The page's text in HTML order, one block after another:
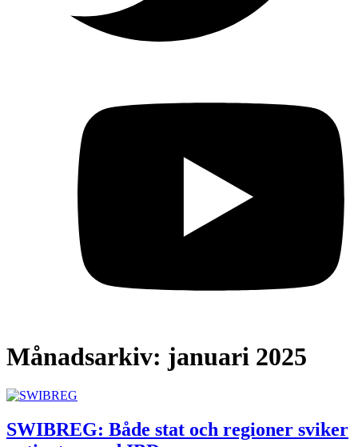
Månadsarkiv: januari 2025
SWIBREG: Både stat och regioner sviker